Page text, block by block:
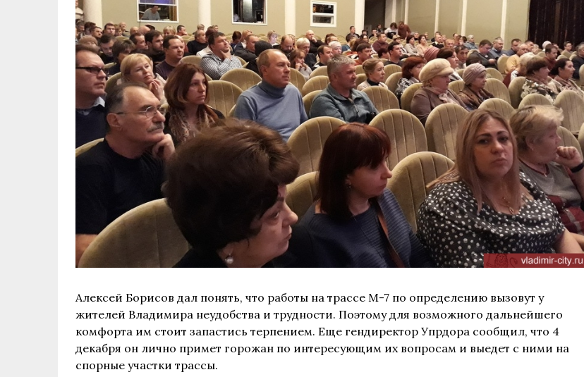
Алексей Борисов дал понять, что работы на трассе М-7 по определению вызовут у
жителей Владимира неудобства и трудности. Поэтому для возможного дальнейшего
комфорта им стоит запастись терпением. Еще гендиректор Упрдора сообщил, что 4
декабря он лично примет горожан по интересующим их вопросам и выедет с ними на
спорные участки трассы.